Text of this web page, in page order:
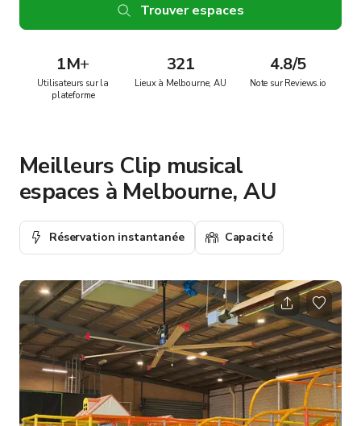
Trouver espaces
1M+
Utilisateurs sur la
plateforme
321
Lieux à Melbourne, AU
4.8/5
Note sur Reviews.io
Meilleurs Clip musical
espaces à Melbourne, AU
Réservation instantanée Capacité